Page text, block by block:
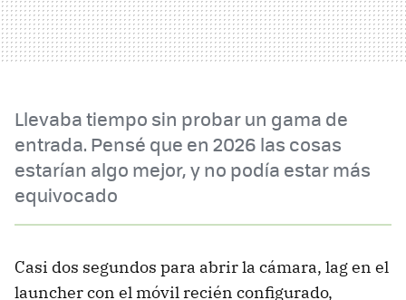
Llevaba tiempo sin probar un gama de
entrada. Pensé que en 2026 las cosas
estarían algo mejor, y no podía estar más
equivocado
Casi dos segundos para abrir la cámara, lag en el
launcher con el móvil recién configurado,